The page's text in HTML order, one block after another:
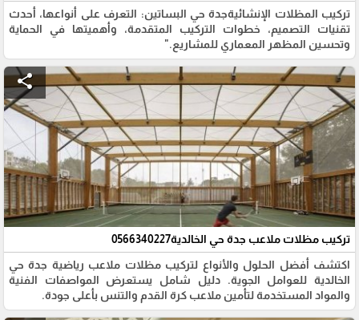
تركيب المظلات الإنشائيةجدة حي البساتين: التعرف على أنواعها، أحدث
تقنيات التصميم، خطوات التركيب المتقدمة، وأهميتها في الحماية
وتحسين المظهر المعماري للمشاريع."
share
تركيب مظلات ملاعب جدة حي الخالدية0566340227
​اكتشف أفضل الحلول والأنواع لتركيب مظلات ملاعب رياضية جدة حي
الخالدية للعوامل الجوية. دليل شامل يستعرض المواصفات الفنية
والمواد المستخدمة لتأمين ملاعب كرة القدم والتنس بأعلى جودة.